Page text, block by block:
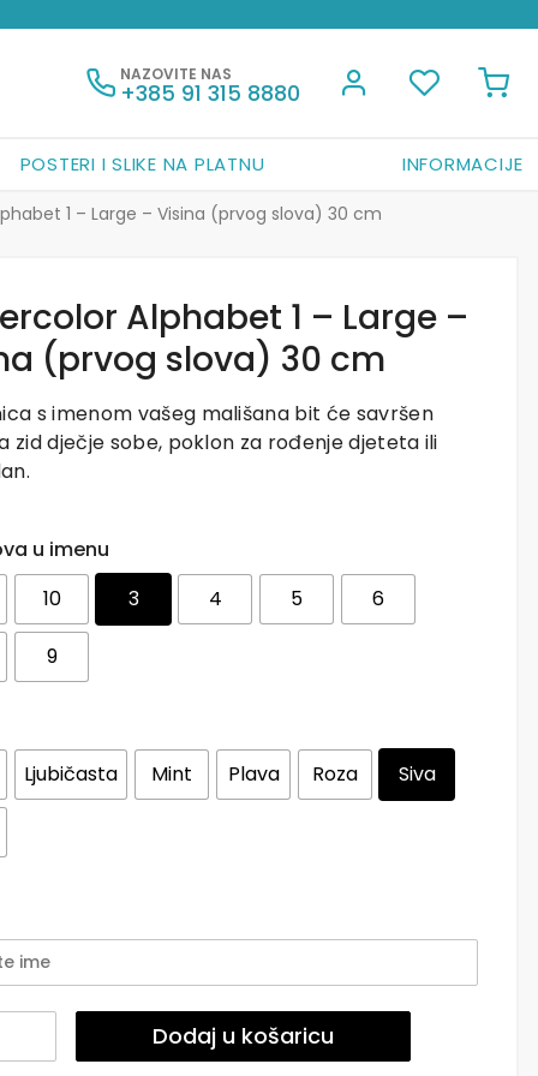
POSTERI I SLIKE NA PLATNU INFORMACIJE
NAZOVITE NAS
+385 91 315 8880
1 – Large – Visina (prvog slova) 30 cm
Alphabet 1 – Large –
(prvog slova) 30 cm
s imenom vašeg mališana bit će savršen
zid dječje sobe, poklon za rođenje djeteta ili
u imenu
10
3 4 5 6
9
Ljubičasta Mint Plava Roza Siva
Dodaj u košaricu